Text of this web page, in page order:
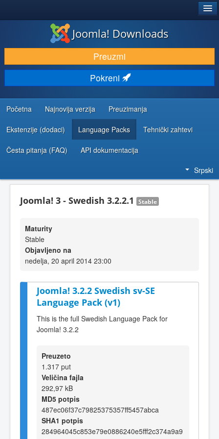
PREUZIMANJE I PROŠIRENJA (EKSTENZIJE)
OTKRIJTE I NAUČITE
ZAJEDNICA I PODRŠKA
RESURSI ZA RAZVOJ
Joomla! Downloads
Preuzmi
Pokreni
Početna Najnovija verzija Preuzimanja
Ekstenzije (dodaci) Language Packs Tehnički zahtevi
Česta pitanja (FAQ) API dokumentacija
Srpski
Joomla! 3 - Swedish 3.2.2.1 Stable
Maturity
Stable
Objavljeno na
nedelja, 20 april 2014 23:00
Joomla! 3.2.2 Swedish sv-SE
Language Pack (v1)
This is the full Swedish Language Pack for
Joomla! 3.2.2
Preuzeto
1.317 put
Veličina fajla
292,97 kB
MD5 potpis
487ec06f37c79825375357ff5457abca
SHA1 potpis
284964045c853e79e0886240e5fff2c374a9a9